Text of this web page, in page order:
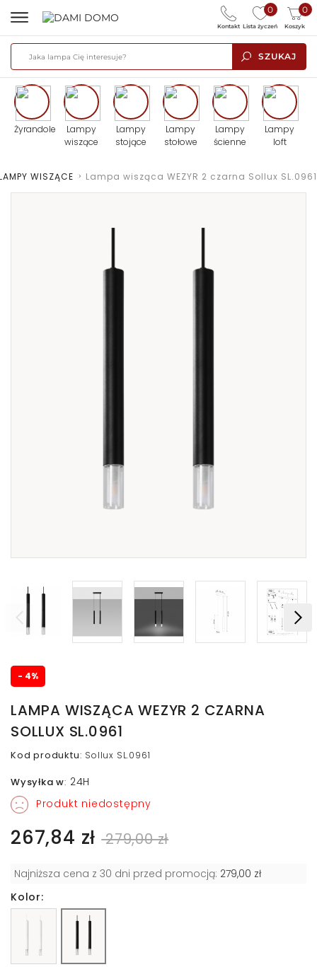
SZUKAJ
0
Lista życzeń
0
Koszyk
Kontakt
Żyrandole
Lampy
wiszące
Lampy
stojące
Lampy
stołowe
Lampy
ścienne
Lampy
loft
WISZĄCE > Lampa wisząca WEZYR 2 czarna Sollux SL.0961
- 4%
LAMPA WISZĄCA WEZYR 2 CZARNA
SOLLUX SL.0961
Kod produktu: Sollux SL.0961
Wysyłka w: 24H
Produkt niedostępny
267,84 zł 279,00 zł
Najniższa cena z 30 dni przed promocją: 279,00 zł
Kolor: